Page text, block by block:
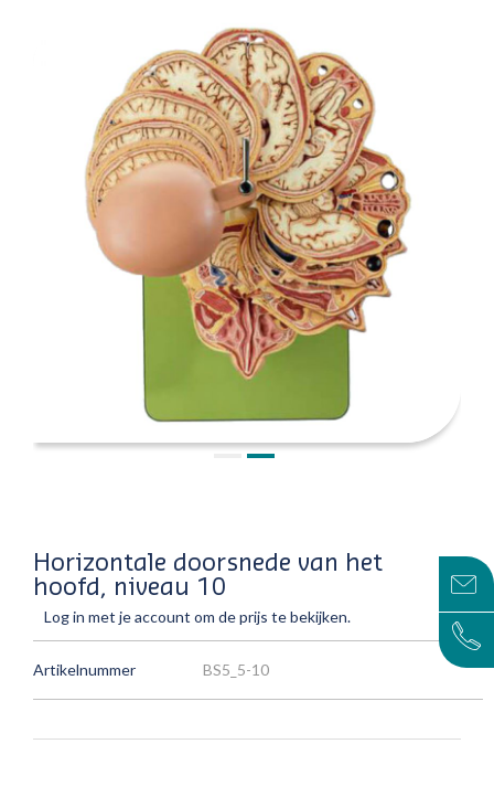
Horizontale doorsnede van het
hoofd, niveau 10
Log in met je account om de prijs te bekijken.
Artikelnummer BS5_5-10